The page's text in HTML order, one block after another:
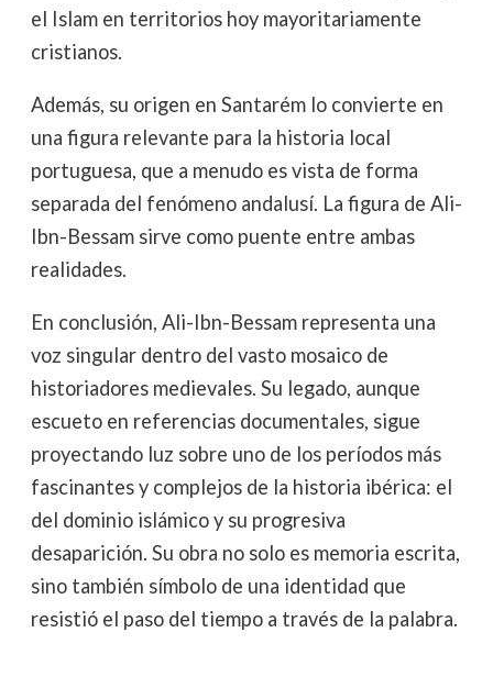
el Islam en territorios hoy mayoritariamente
cristianos.
Además, su origen en Santarém lo convierte en
una figura relevante para la historia local
portuguesa, que a menudo es vista de forma
separada del fenómeno andalusí. La figura de Ali-
Ibn-Bessam sirve como puente entre ambas
realidades.
En conclusión, Ali-Ibn-Bessam representa una
voz singular dentro del vasto mosaico de
historiadores medievales. Su legado, aunque
escueto en referencias documentales, sigue
proyectando luz sobre uno de los períodos más
fascinantes y complejos de la historia ibérica: el
del dominio islámico y su progresiva
desaparición. Su obra no solo es memoria escrita,
sino también símbolo de una identidad que
resistió el paso del tiempo a través de la palabra.